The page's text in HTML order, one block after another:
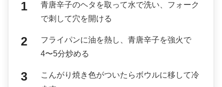
青唐辛子のヘタを取って水で洗い、フォーク
で刺して穴を開ける
フライパンに油を熱し、青唐辛子を強火で
4〜5分炒める
こんがり焼き色がついたらボウルに移して冷